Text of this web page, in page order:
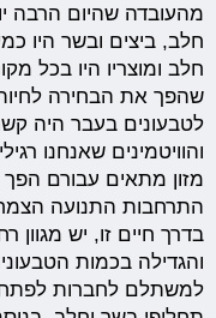
מהעובדה שהיום הרבה
חלב, ביצים ובשר היו
חלב ומוצריו היו בכל
שהפך את הבחירה
לטבעונים בעבר היה
והוויטמינים שאנחנו
מזון מתאים עבורם
התרחבות התנועה
בדרך חיים זו, יש
והגדילה בכמות
למשתלם לחברות לפתח